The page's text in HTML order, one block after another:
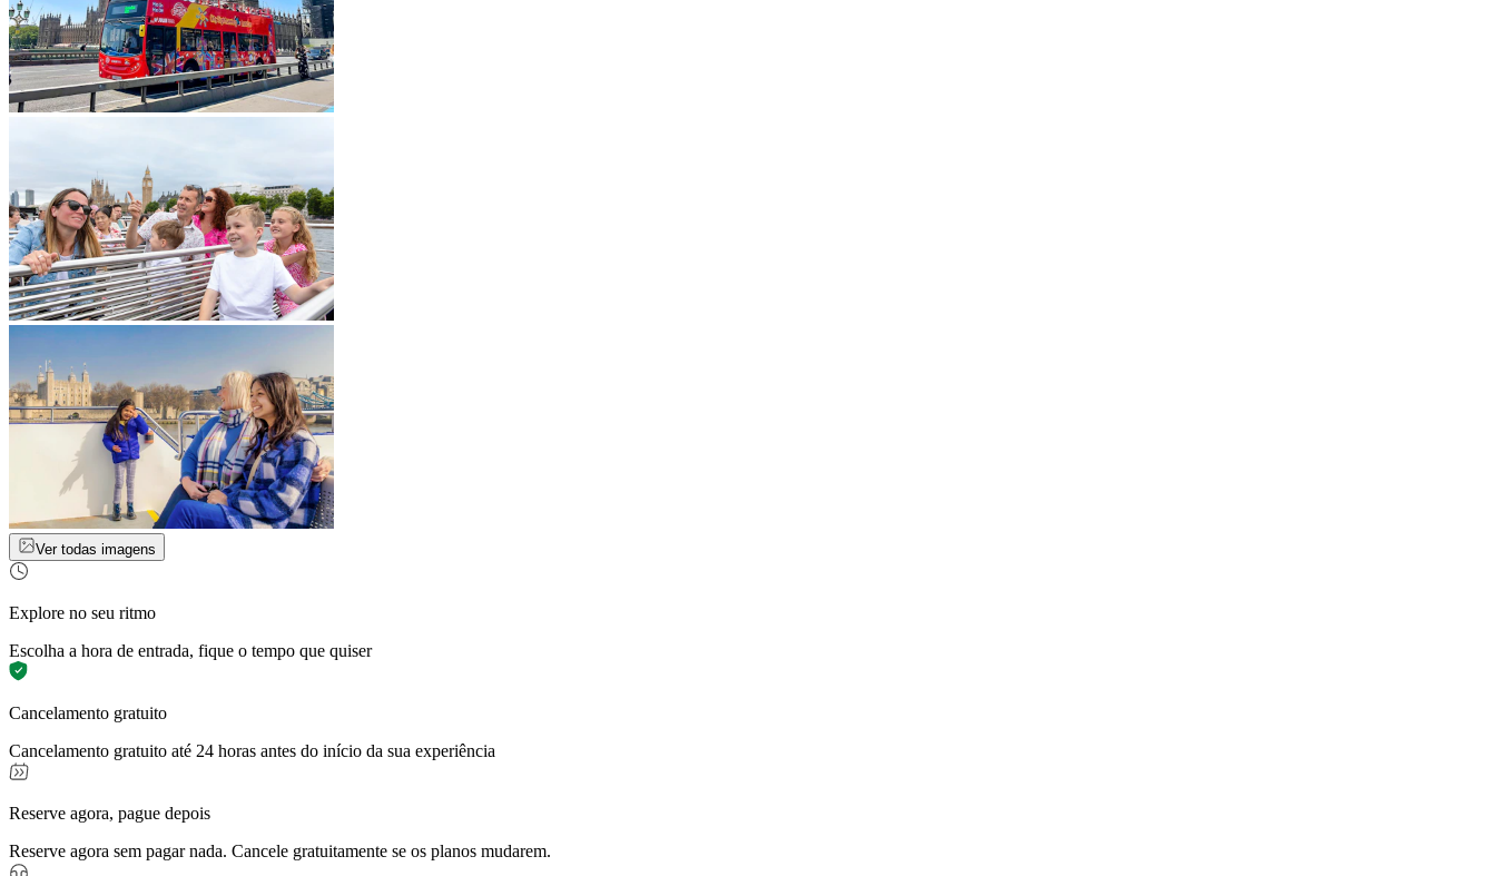
Ver todas imagens
Explore no seu ritmo
Escolha a hora de entrada, fique o tempo que quiser
Cancelamento gratuito
Cancelamento gratuito até 24 horas antes do início da sua experiência
Reserve agora, pague depois
Reserve agora sem pagar nada. Cancele gratuitamente se os planos mudarem.